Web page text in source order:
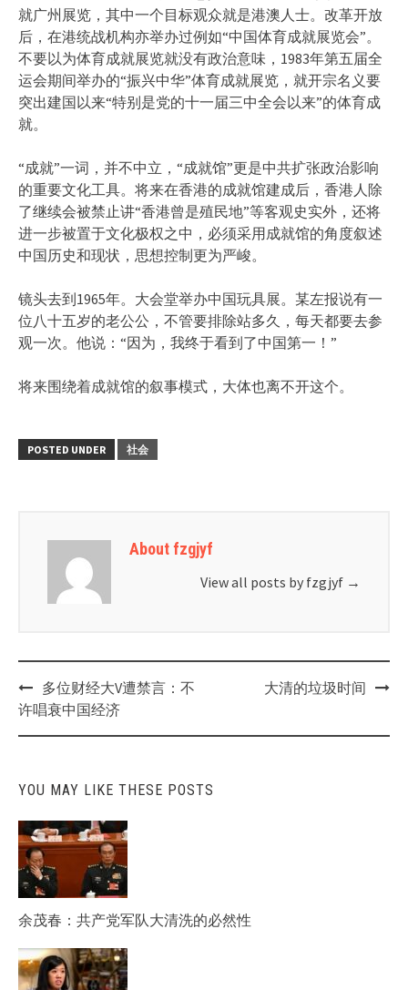
就广州展览，其中一个目标观众就是港澳人士。改革开放
后，在港统战机构亦举办过例如“中国体育成就展览会”。
不要以为体育成就展览就没有政治意味，1983年第五届全
运会期间举办的“振兴中华”体育成就展览，就开宗名义要
突出建国以来“特别是党的十一届三中全会以来”的体育成
就。
“成就”一词，并不中立，“成就馆”更是中共扩张政治影响
的重要文化工具。将来在香港的成就馆建成后，香港人除
了继续会被禁止讲“香港曾是殖民地”等客观史实外，还将
进一步被置于文化极权之中，必须采用成就馆的角度叙述
中国历史和现状，思想控制更为严峻。
镜头去到1965年。大会堂举办中国玩具展。某左报说有一
位八十五岁的老公公，不管要排除站多久，每天都要去参
观一次。他说：“因为，我终于看到了中国第一！”
将来围绕着成就馆的叙事模式，大体也离不开这个。
POSTED UNDER 社会
About fzgjyf
View all posts by fzgjyf →
Post
navigation
多位财经大V遭禁言：不
许唱衰中国经济
大清的垃圾时间
YOU MAY LIKE THESE POSTS
余茂春：共产党军队大清洗的必然性